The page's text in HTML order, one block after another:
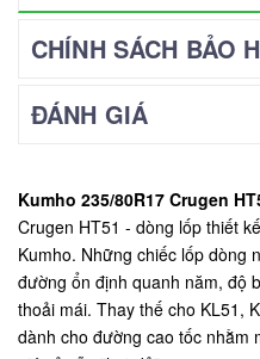
CHÍNH SÁCH BẢO
ĐÁNH GIÁ
Kumho 235/80R17 Crugen
Crugen HT51 - dòng lốp thiết
Kumho. Những chiếc lốp dòng
đường ổn định quanh năm, độ
thoải mái. Thay thế cho KL51,
dành cho đường cao tốc nhằm